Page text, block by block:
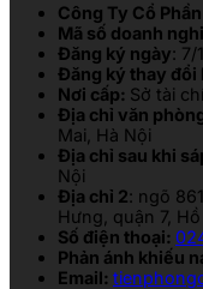
Công Ty Cổ
Mã số doanh
Đăng ký ngày: 7/
Đăng ký thay đổi
Nơi cấp: Sở tài
Địa chỉ văn
Mai, Hà Nội
Địa chỉ sau khi
Nội
Địa chỉ 2: ngõ
Hưng, quận 7,
Số điện thoại:
Phản ánh khiếu
Email: